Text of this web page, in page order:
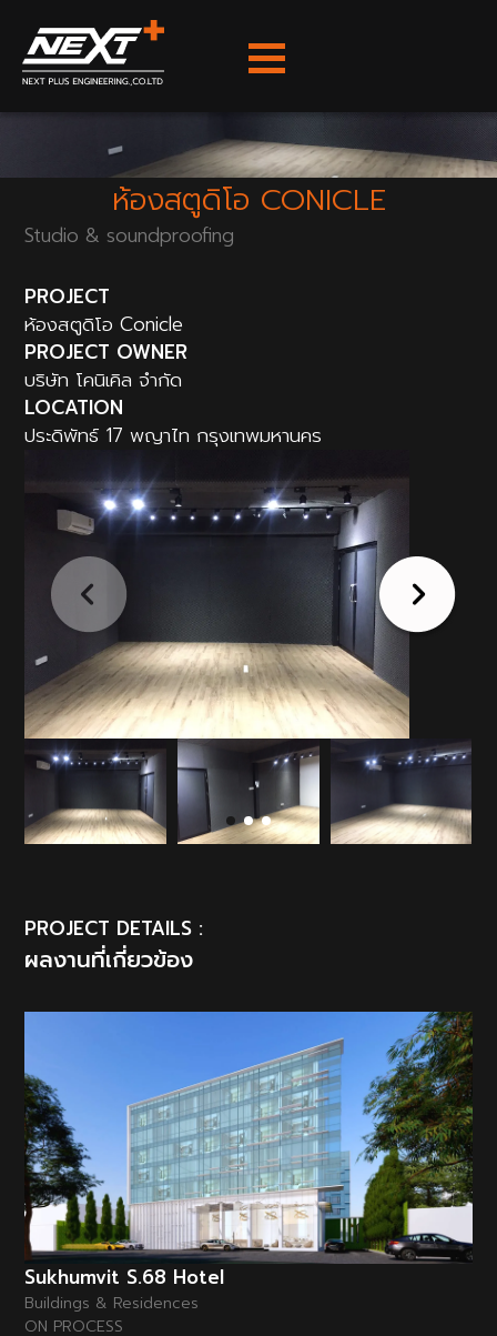
content
ห้องสตูดิโอ CONICLE
Studio & soundproofing
PROJECT
ห้องสตูดิโอ Conicle
PROJECT OWNER
บริษัท โคนิเคิล จำกัด
LOCATION
ประดิพัทธ์ 17 พญาไท กรุงเทพมหานคร
PROJECT DETAILS :
ผลงานที่เกี่ยวข้อง
Sukhumvit S.68 Hotel
Buildings & Residences
ON PROCESS